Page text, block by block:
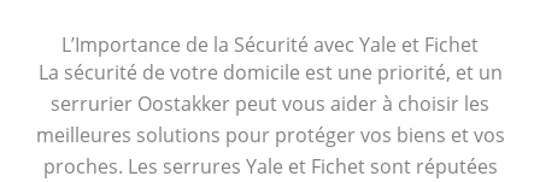
L’Importance de la Sécurité avec Yale et Fichet
La sécurité de votre domicile est une priorité, et un
serrurier Oostakker peut vous aider à choisir les
meilleures solutions pour protéger vos biens et vos
proches. Les serrures Yale et Fichet sont réputées